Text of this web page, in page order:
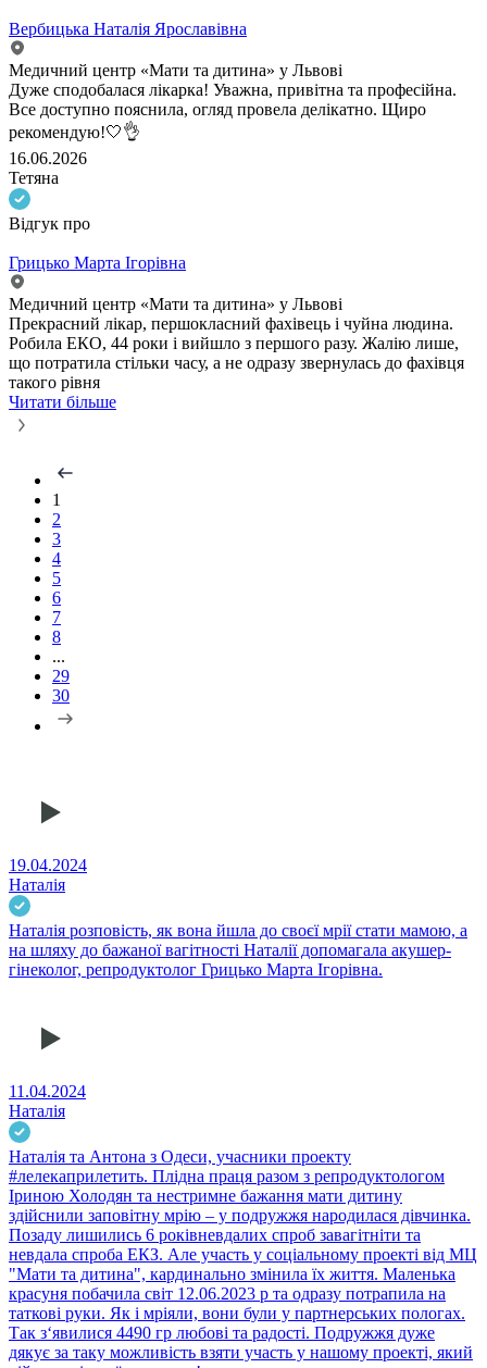
Вербицька Наталія Ярославівна
Медичний центр «Мати та дитина» у Львові
Дуже сподобалася лікарка! Уважна, привітна та професійна.
Все доступно пояснила, огляд провела делікатно. Щиро
рекомендую!🤍👌
16.06.2026
Тетяна
Відгук про
Грицько Марта Ігорівна
Медичний центр «Мати та дитина» у Львові
Прекрасний лікар, першокласний фахівець і чуйна людина.
Робила ЕКО, 44 роки і вийшло з першого разу. Жалію лише,
що потратила стільки часу, а не одразу звернулась до фахівця
такого рівня
Читати більше
1
2
3
4
5
6
7
8
...
29
30
19.04.2024
Наталія
Наталія розповість, як вона йшла до своєї мрії стати мамою, а
на шляху до бажаної вагітності Наталії допомагала акушер-
гінеколог, репродуктолог Грицько Марта Ігорівна.
11.04.2024
Наталія
Наталія та Антона з Одеси, учасники проекту
#лелекаприлетить. Плідна праця разом з репродуктологом
Іриною Холодян та нестримне бажання мати дитину
здійснили заповітну мрію – у подружжя народилася дівчинка.
Позаду лишились 6 роківневдалих спроб завагітніти та
невдала спроба ЕКЗ. Але участь у соціальному проекті від МЦ
"Мати та дитина", кардинально змінила їх життя. Маленька
красуня побачила світ 12.06.2023 р та одразу потрапила на
таткові руки. Як і мріяли, вони були у партнерських пологах.
Так з‘явилися 4490 гр любові та радості. Подружжя дуже
дякує за таку можливість взяти участь у нашому проекті, який